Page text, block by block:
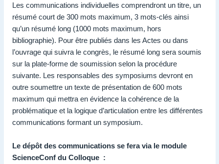
Les communications individuelles comprendront un titre, un
résumé court de 300 mots maximum, 3 mots-clés ainsi
qu’un résumé long (1000 mots maximum, hors
bibliographie). Pour être publiés dans les Actes ou dans
l’ouvrage qui suivra le congrès, le résumé long sera soumis
sur la plate-forme de soumission selon la procédure
suivante. Les responsables des symposiums devront en
outre soumettre un texte de présentation de 600 mots
maximum qui mettra en évidence la cohérence de la
problématique et la logique d’articulation entre les différentes
communications formant un symposium.
Le dépôt des communications se fera via le module
ScienceConf du Colloque :